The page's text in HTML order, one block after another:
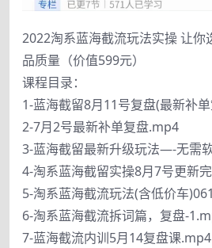
2022淘系蓝海截流玩法实操 让你
品质量（价值599元）
课程目录：
1-蓝海截留8月11号复盘(最新补
2-7月2号最新补单复盘.mp4
3-蓝海截留最新升级玩法—-无需
4-淘系蓝海截留实操8月7号更新
5-淘系蓝海截流玩法(含低价车
6-淘系蓝海截流拆词篇，复盘-
7-蓝海截流内训5月14复盘课.mp4